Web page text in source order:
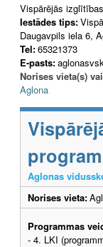
Vispārējās
Iestādes tips:
Daugavpils iela 6,
Tel:65321373
E-pasts:
Norises vieta(s)
Aglona
Aglonas
Norises vieta:
Programmas
- 4. LKI